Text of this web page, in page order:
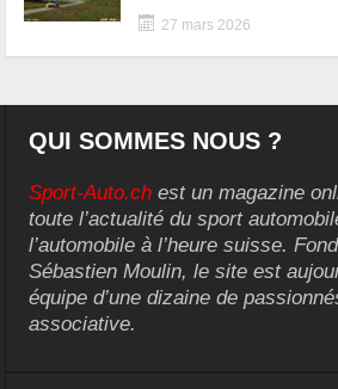
27 mars 2026
QUI SOMMES NOUS ?
Sport-Auto.ch est un magazine
toute l’actualité du sport
l’automobile à l’heure suisse.
Sébastien Moulin, le site est
équipe d’une dizaine de
associative.